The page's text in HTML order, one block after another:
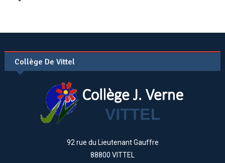
Collège De Vittel
92 rue du Lieutenant Gauffre
88800 VITTEL